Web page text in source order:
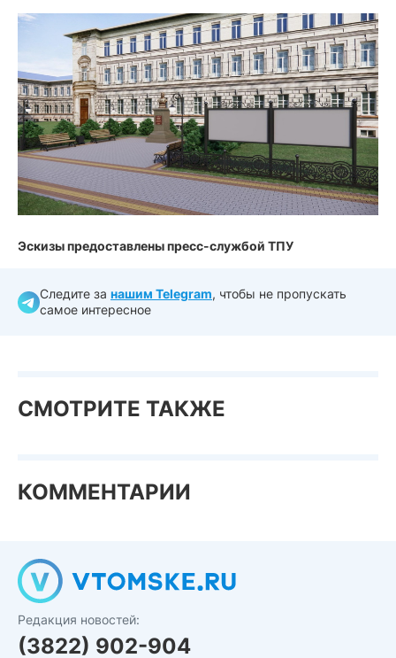
Эскизы предоставлены пресс-службой ТПУ
Следите за нашим Telegram, чтобы не пропускать
самое интересное
СМОТРИТЕ ТАКЖЕ
КОММЕНТАРИИ
Редакция новостей:
(3822) 902-904